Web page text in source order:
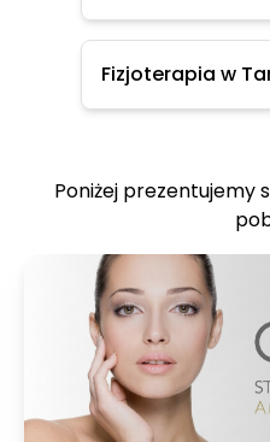
Fizjoterapia w
Poniżej prezentujemy